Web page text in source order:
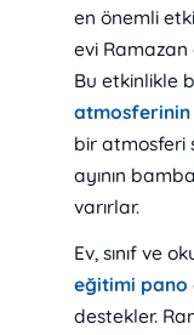
en önemli
evi
Bu etkinlikle
atmosferinin
bir atmosferi
ayının
varırlar.
Ev, sınıf ve
eğitimi pano
destekler.